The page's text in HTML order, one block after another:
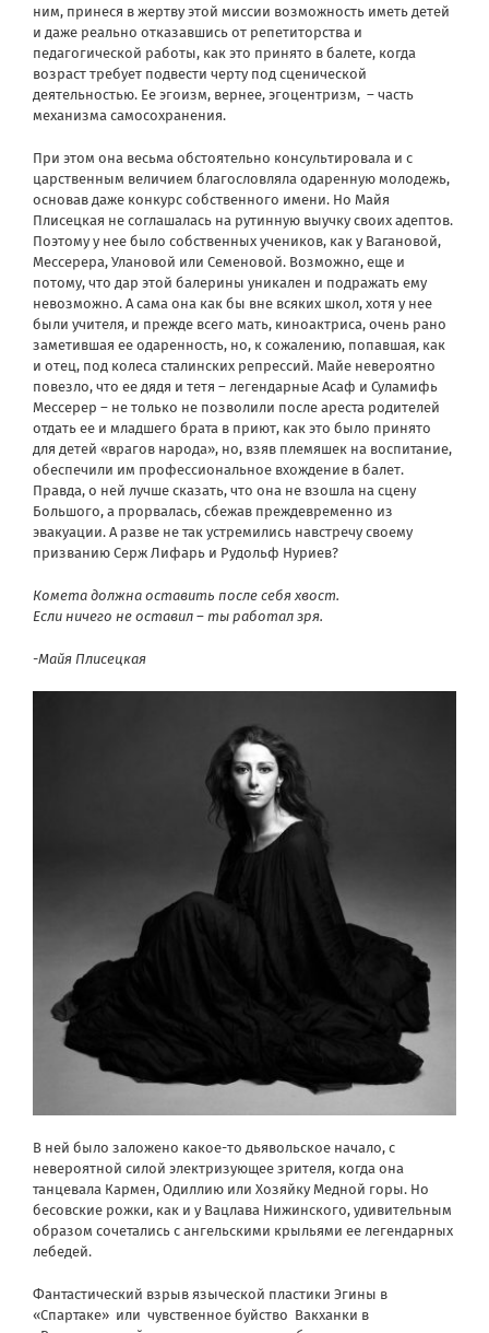
ним, принеся в жертву этой миссии возможность иметь детей
и даже реально отказавшись от репетиторства и
педагогической работы, как это принято в балете, когда
возраст требует подвести черту под сценической
деятельностью. Ее эгоизм, вернее, эгоцентризм, – часть
механизма самосохранения.
При этом она весьма обстоятельно консультировала и с
царственным величием благословляла одаренную молодежь,
основав даже конкурс собственного имени. Но Майя
Плисецкая не соглашалась на рутинную выучку своих адептов.
Поэтому у нее было собственных учеников, как у Вагановой,
Мессерера, Улановой или Семеновой. Возможно, еще и
потому, что дар этой балерины уникален и подражать ему
невозможно. А сама она как бы вне всяких школ, хотя у нее
были учителя, и прежде всего мать, киноактриса, очень рано
заметившая ее одаренность, но, к сожалению, попавшая, как
и отец, под колеса сталинских репрессий. Майе невероятно
повезло, что ее дядя и тетя – легендарные Асаф и Суламифь
Мессерер – не только не позволили после ареста родителей
отдать ее и младшего брата в приют, как это было принято
для детей «врагов народа», но, взяв племяшек на воспитание,
обеспечили им профессиональное вхождение в балет.
Правда, о ней лучше сказать, что она не взошла на сцену
Большого, а прорвалась, сбежав преждевременно из
эвакуации. А разве не так устремились навстречу своему
призванию Серж Лифарь и Рудольф Нуриев?
Комета должна оставить после себя хвост.
Если ничего не оставил – ты работал зря.
-Майя Плисецкая
В ней было заложено какое-то дьявольское начало, с
невероятной силой электризующее зрителя, когда она
танцевала Кармен, Одиллию или Хозяйку Медной горы. Но
бесовские рожки, как и у Вацлава Нижинского, удивительным
образом сочетались с ангельскими крыльями ее легендарных
лебедей.
Фантастический взрыв языческой пластики Эгины в
«Спартаке» или чувственное буйство Вакханки в